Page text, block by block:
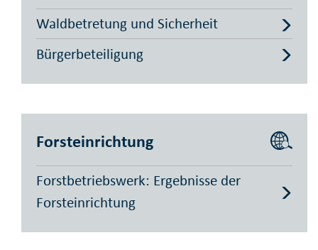
Waldbetretung und Sicherheit
Bürgerbeteiligung
Forsteinrichtung
Forstbetriebswerk: Ergebnisse der
Forsteinrichtung